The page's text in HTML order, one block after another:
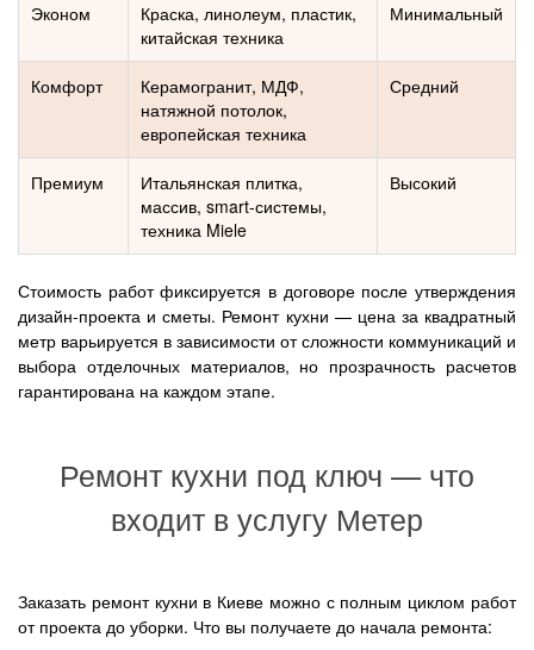
Эконом
Краска, линолеум, пластик,
китайская техника
Минимальный
Комфорт
Керамогранит, МДФ,
натяжной потолок,
европейская техника
Средний
Премиум
Итальянская плитка,
массив, smart-системы,
техника Miele
Высокий
Стоимость работ фиксируется в договоре после утверждения
дизайн-проекта и сметы. Ремонт кухни — цена за квадратный
метр варьируется в зависимости от сложности коммуникаций и
выбора отделочных материалов, но прозрачность расчетов
гарантирована на каждом этапе.
Ремонт кухни под ключ — что
входит в услугу Метер
Заказать ремонт кухни в Киеве можно с полным циклом работ
от проекта до уборки. Что вы получаете до начала ремонта: